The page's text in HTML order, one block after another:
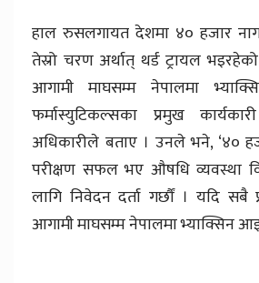
हाल रुसलगायत देशमा ४० हजार
तेस्रो चरण अर्थात् थर्ड ट्रायल
आगामी माघसम्म नेपालमा
फर्मास्युटिकल्सका प्रमुख
अधिकारीले बताए । उनले भने, ‘४०
परीक्षण सफल भए औषधि व्यवस्था
लागि निवेदन दर्ता गर्छौं । यदि सबै
आगामी माघसम्म नेपालमा भ्याक्सिन